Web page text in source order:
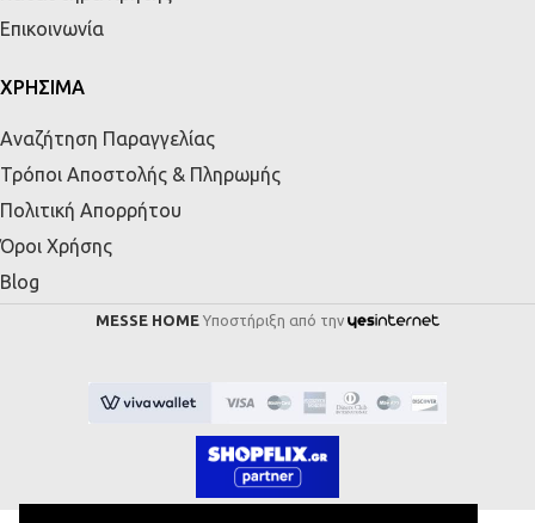
Επικοινωνία
ΧΡΗΣΙΜΑ
Αναζήτηση Παραγγελίας
Τρόποι Αποστολής & Πληρωμής
Πολιτική Απορρήτου
Όροι Χρήσης
Blog
MESSE HOME Υποστήριξη από την